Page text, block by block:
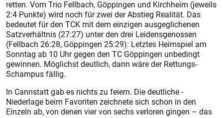
retten. Vom Trio Fellbach, Göppingen und Kirchheim (jeweils
2:4 Punkte) wird noch für zwei der Abstieg ­Realität. Das
bedeutet für den TCK mit dem einzigen ausgeglichenen
Satzverhältnis (27:27) unter den drei Leidensgenossen
(Fellbach 26:28, Göppingen 25:29): Letztes Heimspiel am
Sonntag ab 10 Uhr gegen den TC Göppingen unbedingt
gewinnen. Möglichst deutlich, dann wäre der Rettungs-
Schampus fällig.
In Cannstatt gab es nichts zu feiern. Die deutliche ­
Niederlage beim Favoriten zeichnete sich schon in den
Einzeln ab, von denen vier von sechs verloren gingen – das